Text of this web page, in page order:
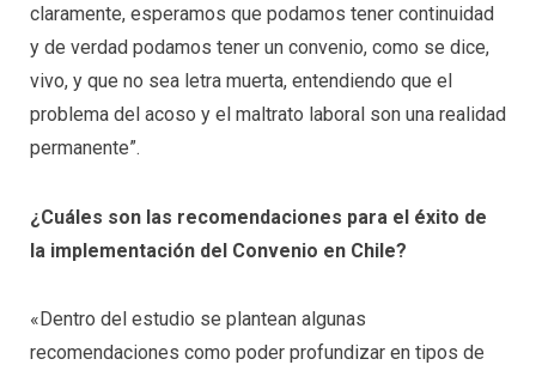
claramente, esperamos que podamos tener continuidad
y de verdad podamos tener un convenio, como se dice,
vivo, y que no sea letra muerta, entendiendo que el
problema del acoso y el maltrato laboral son una realidad
permanente”.
¿Cuáles son las recomendaciones para el éxito de
la implementación del Convenio en Chile?
«Dentro del estudio se plantean algunas
recomendaciones como poder profundizar en tipos de